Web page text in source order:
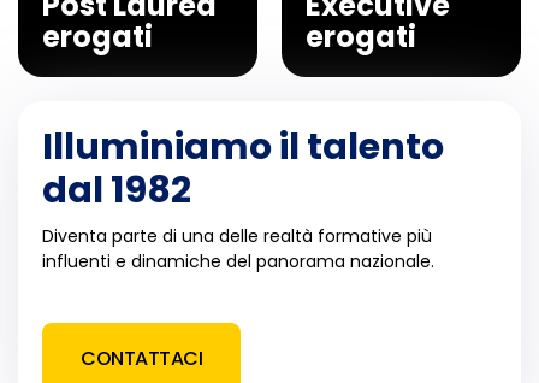
erogati erogati
Illuminiamo il talento
dal 1982
Diventa parte di una delle realtà formative più
influenti e dinamiche del panorama nazionale.
CONTATTACI